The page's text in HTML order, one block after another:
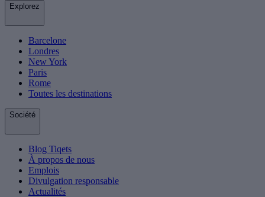
Explorez
Barcelone
Londres
New York
Paris
Rome
Toutes les destinations
Société
Blog Tiqets
À propos de nous
Emplois
Divulgation responsable
Actualités